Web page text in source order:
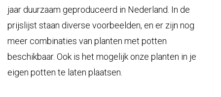
jaar duurzaam geproduceerd in Nederland. In de
prijslijst staan diverse voorbeelden, en er zijn nog
meer combinaties van planten met potten
beschikbaar. Ook is het mogelijk onze planten in je
eigen potten te laten plaatsen.